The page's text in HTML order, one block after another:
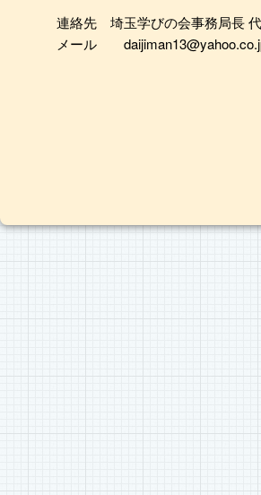
連絡先 埼玉学びの会事務局長
メール